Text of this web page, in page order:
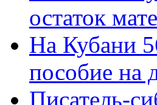
остаток
На Кубани
пособие на
Писатель-